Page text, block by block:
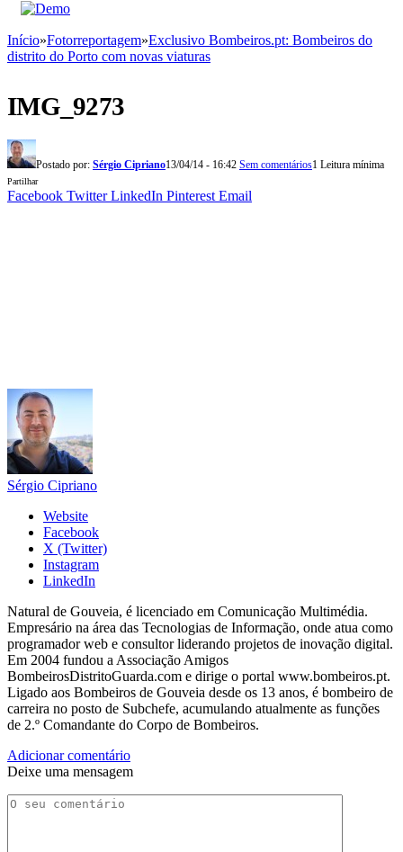
Início»Fotorreportagem»Exclusivo Bombeiros.pt: Bombeiros do
distrito do Porto com novas viaturas
IMG_9273
Postado por: Sérgio Cipriano13/04/14 - 16:42 Sem comentários1 Leitura mínima
Partilhar
Facebook Twitter LinkedIn Pinterest Email
Sérgio Cipriano
Website
Facebook
X (Twitter)
Instagram
LinkedIn
Natural de Gouveia, é licenciado em Comunicação Multimédia.
Empresário na área das Tecnologias de Informação, onde atua como
programador web e consultor liderando projetos de inovação digital.
Em 2004 fundou a Associação Amigos
BombeirosDistritoGuarda.com e dirige o portal www.bombeiros.pt.
Ligado aos Bombeiros de Gouveia desde os 13 anos, é bombeiro de
carreira no posto de Subchefe, acumulando atualmente as funções
de 2.º Comandante do Corpo de Bombeiros.
Adicionar comentário
Deixe uma mensagem